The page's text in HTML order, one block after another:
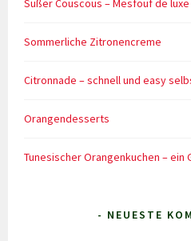
Süßer Couscous – Mesfouf de luxe
Sommerliche Zitronencreme
Citronnade – schnell und easy
Orangendesserts
Tunesischer Orangenkuchen – ein
- NEUESTE